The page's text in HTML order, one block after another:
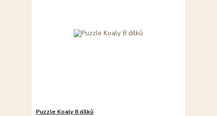
Puzzle Koaly 8 dílků